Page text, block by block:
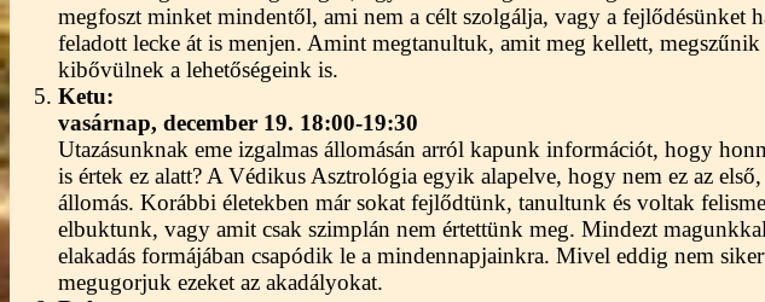
megfoszt minket mindentől, ami nem a célt szolgálja, vagy a fejlődésünket
feladott lecke át is menjen. Amint megtanultuk, amit meg kellett,
kibővülnek a lehetőségeink is.
Ketu:
vasárnap, december 19. 18:00-19:30
Utazásunknak eme izgalmas állomásán arról kapunk információt, hogy
is értek ez alatt? A Védikus Asztrológia egyik alapelve, hogy nem ez az
állomás. Korábbi életekben már sokat fejlődtünk, tanultunk és voltak
elbuktunk, vagy amit csak szimplán nem értettünk meg. Mindezt
elakadás formájában csapódik le a mindennapjainkra. Mivel eddig nem
megugorjuk ezeket az akadályokat.